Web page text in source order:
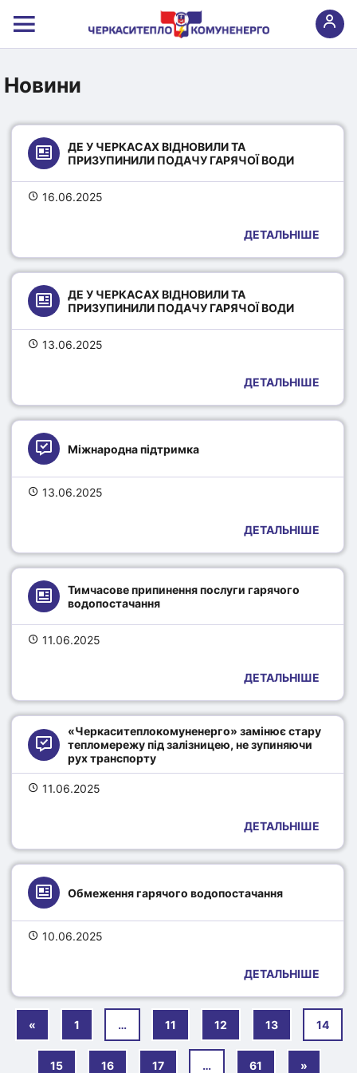
Новини
ДЕ У ЧЕРКАСАХ ВІДНОВИЛИ ТА
ПРИЗУПИНИЛИ ПОДАЧУ ГАРЯЧОЇ ВОДИ
16.06.2025
ДЕТАЛЬНІШЕ
ДЕ У ЧЕРКАСАХ ВІДНОВИЛИ ТА
ПРИЗУПИНИЛИ ПОДАЧУ ГАРЯЧОЇ ВОДИ
13.06.2025
ДЕТАЛЬНІШЕ
Міжнародна підтримка
13.06.2025
ДЕТАЛЬНІШЕ
Тимчасове припинення послуги гарячого
водопостачання
11.06.2025
ДЕТАЛЬНІШЕ
«Черкаситеплокомуненерго» замінює стару
тепломережу під залізницею, не зупиняючи
рух транспорту
11.06.2025
ДЕТАЛЬНІШЕ
Обмеження гарячого водопостачання
10.06.2025
ДЕТАЛЬНІШЕ
« 1 … 11 12 13 14
15 16 17 … 61 »